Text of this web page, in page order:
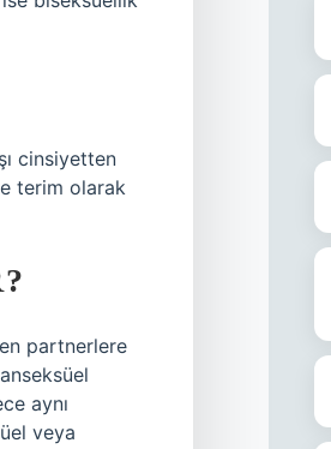
cinsiyetten
terim olarak
partnerlere
aynı
veya